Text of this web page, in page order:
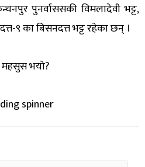
पुनर्वाससकी विमलादेवी भट्ट,
९ का बिसनदत्त भट्ट रहेका छन् ।
भयो?